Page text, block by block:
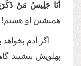
أَنَا جَلِيسُ مَنْ
همنشین او هستم!
اگر آدم
پهلویش بنشیند